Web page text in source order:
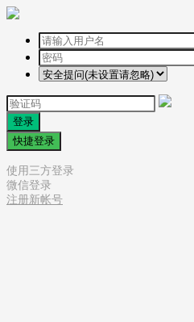
登录
快捷登录
使用三方登录
微信登录
注册新帐号